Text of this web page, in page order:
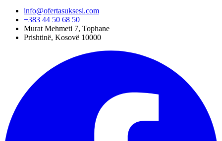
info@ofertasuksesi.com
+383 44 50 68 50
Murat Mehmeti 7, Tophane
Prishtinë, Kosovë 10000